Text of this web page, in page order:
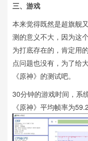
三、游戏
本来觉得既然是超旗舰
测的意义不大，因为这
为打底存在的，肯定用
点问题也没有，为了给
《原神》的测试吧。
30分钟的游戏时间，系
《原神》平均帧率为